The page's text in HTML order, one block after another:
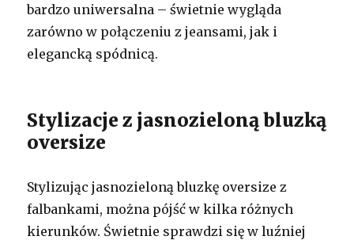
bardzo uniwersalna – świetnie wygląda
zarówno w połączeniu z jeansami, jak i
elegancką spódnicą.
Stylizacje z jasnozieloną bluzką
oversize
Stylizując jasnozieloną bluzkę oversize z
falbankami, można pójść w kilka różnych
kierunków. Świetnie sprawdzi się w luźniej